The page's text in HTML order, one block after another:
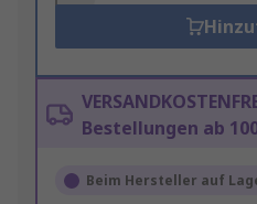
Bestellungen ab
Beim Hersteller auf